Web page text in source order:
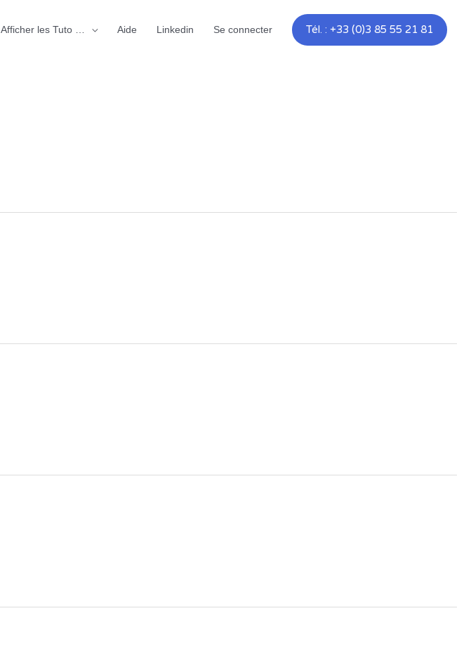
Afficher les Tuto … Aide Linkedin Se connecter Tél. : +33 (0)3 85 55 21 81